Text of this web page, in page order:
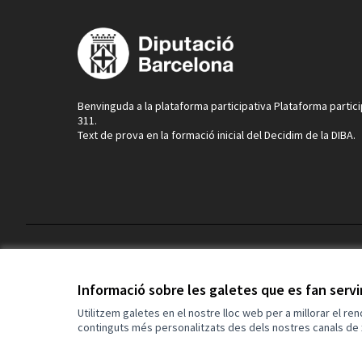
Informació sobre les galetes que es fan
Utilitzem galetes en el nostre lloc web per a millorar el
continguts més personalitzats des dels nostres canals de
Benvinguda a la plataforma participativa Plataforma
311.
Text de prova en la formació inicial del Decidim de la DIBA.
(Enllaç extern)